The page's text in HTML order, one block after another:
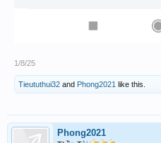
1/8/25
Tieututhui32 and Phong2021 like this.
Phong2021